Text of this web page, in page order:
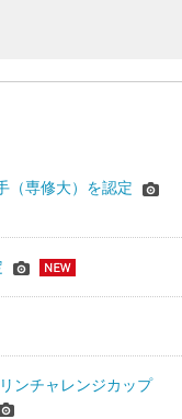
（専修大）を認定
ンチャレンジカップ